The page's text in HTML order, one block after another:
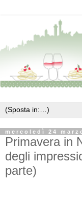
mercoledì 24
Primavera in
degli
parte)